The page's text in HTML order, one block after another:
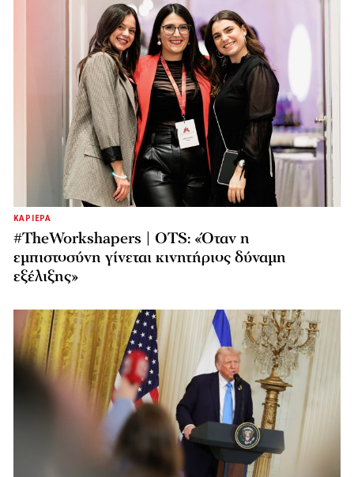
ΚΑΡΙΕΡΑ
#TheWorkshapers | OTS: «Όταν η
εμπιστοσύνη γίνεται κινητήριος δύναμη
εξέλιξης»